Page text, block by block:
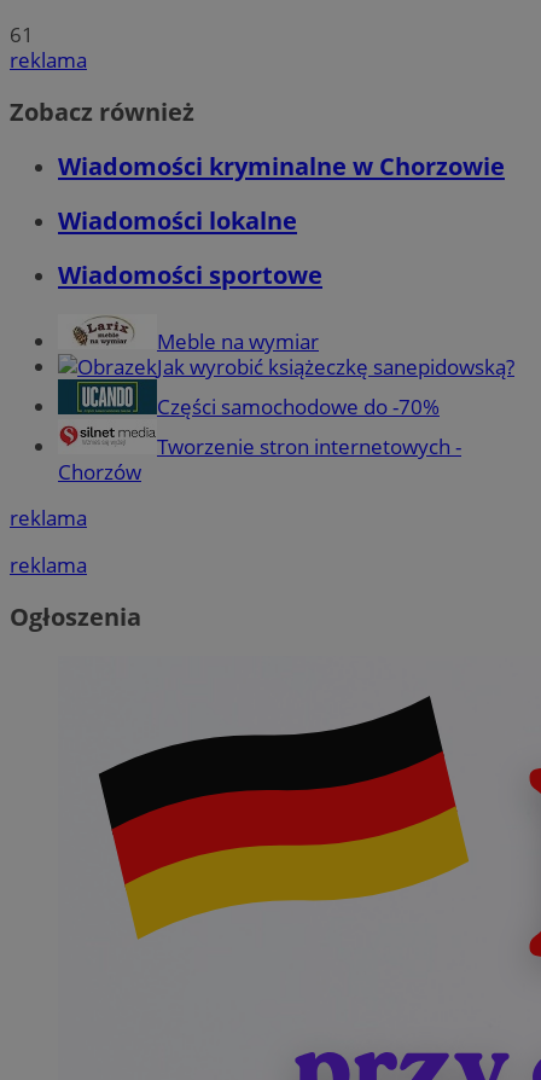
61
reklama
Zobacz również
Wiadomości kryminalne w Chorzowie
Wiadomości lokalne
Wiadomości sportowe
Meble na wymiar
Jak wyrobić książeczkę sanepidowską?
Części samochodowe do -70%
Tworzenie stron internetowych -
Chorzów
reklama
reklama
Ogłoszenia